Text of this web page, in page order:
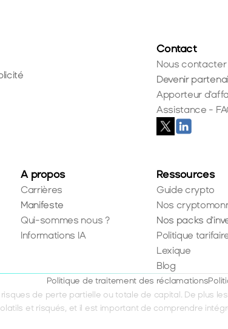
Contact
Nous contacter
Devenir
Apporteur
Assistance -
A propos
Carrières
Manifeste
Qui-sommes nous ?
Informations IA
Ressources
Guide crypto
Nos
Nos packs
Politique
Lexique
Blog
Politique de traitement des réclamations
de perte partielle ou totale de capital. De plus
et risqués, et il est important de comprendre